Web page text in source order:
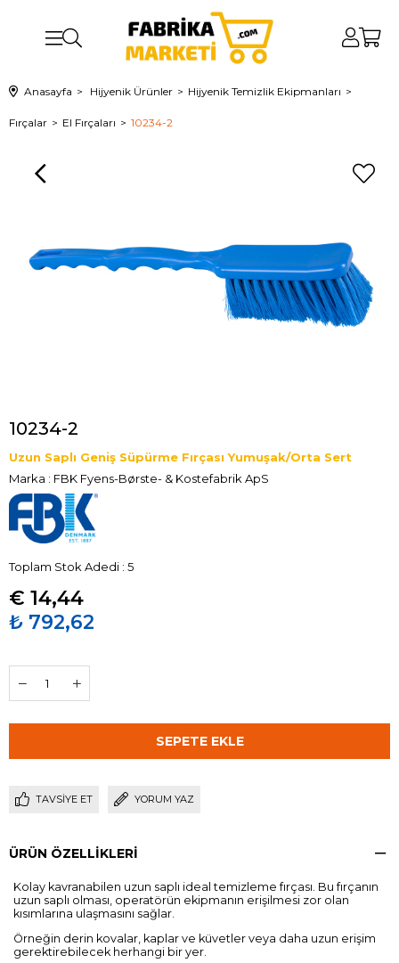
Anasayfa Hijyenik Ürünler Hijyenik Temizlik Ekipmanları
Fırçalar El Fırçaları 10234-2
10234-2
Uzun Saplı Geniş Süpürme Fırçası Yumuşak/Orta Sert
Marka : FBK Fyens-Børste- & Kostefabrik ApS
Toplam Stok Adedi : 5
€ 14,44
₺ 792,62
TAVSIYE ET YORUM YAZ
ÜRÜN ÖZELLIKLERI
Kolay kavranabilen uzun saplı ideal temizleme fırçası. Bu fırçanın
uzun saplı olması, operatörün ekipmanın erişilmesi zor olan
kısımlarına ulaşmasını sağlar.
Örneğin derin kovalar, kaplar ve küvetler veya daha uzun erişim
gerektirebilecek herhangi bir yer.